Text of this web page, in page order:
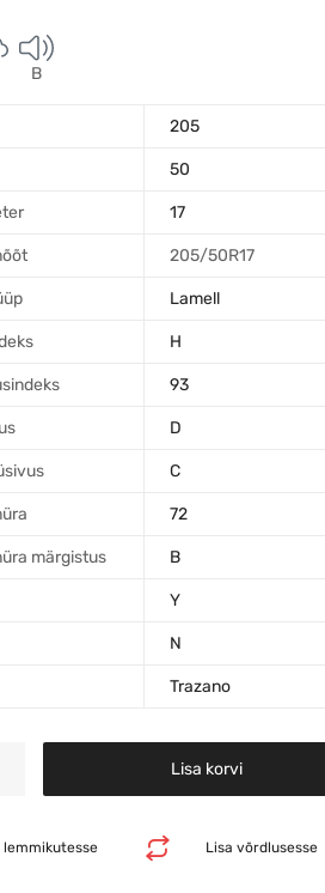
B
205
50
17
205/50R17
Lamell
H
93
D
C
72
märgistus B
Y
N
Trazano
Lisa korvi
Lisa võrdlusesse
lemmikutesse